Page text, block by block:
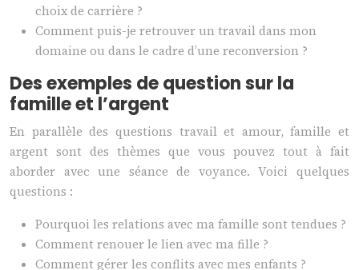
choix de carrière ?
Comment puis-je retrouver un travail dans mon
domaine ou dans le cadre d’une reconversion ?
Des exemples de question sur la
famille et l’argent
En parallèle des questions travail et amour, famille et
argent sont des thèmes que vous pouvez tout à fait
aborder avec une séance de voyance. Voici quelques
questions :
Pourquoi les relations avec ma famille sont tendues ?
Comment renouer le lien avec ma fille ?
Comment gérer les conflits avec mes enfants ?